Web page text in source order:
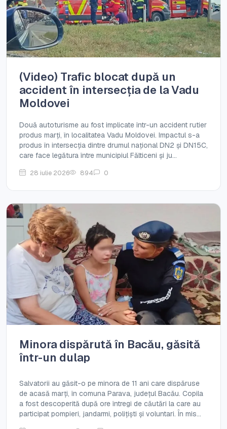
(Video) Trafic blocat după un
accident în intersecția de la Vadu
Moldovei
Două autoturisme au fost implicate într-un accident rutier
produs marți, în localitatea Vadu Moldovei. Impactul s-a
produs în intersecția dintre drumul național DN2 și DN15C,
care face legătura între municipiul Fălticeni și ju...
28 iulie 2026 894 0
Minora dispărută în Bacău, găsită
într-un dulap
Salvatorii au găsit-o pe minora de 11 ani care dispăruse
de acasă marți, în comuna Parava, județul Bacău. Copila
a fost descoperită după ore întregi de căutări la care au
participat pompieri, jandarmi, polițiști și voluntari. În mis...